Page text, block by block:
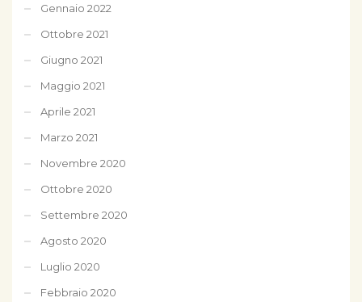
Gennaio 2022
Ottobre 2021
Giugno 2021
Maggio 2021
Aprile 2021
Marzo 2021
Novembre 2020
Ottobre 2020
Settembre 2020
Agosto 2020
Luglio 2020
Febbraio 2020